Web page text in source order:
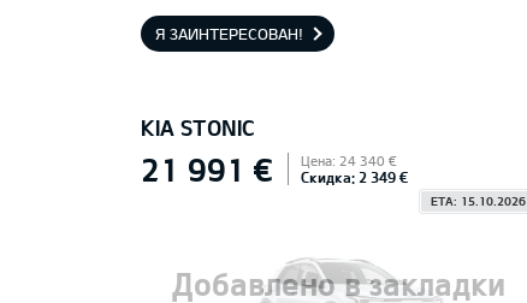
Я ЗАИНТЕРЕСОВАН!
KIA STONIC
Добавлено в закладки
21 991 € Цена: 24 340 €
Скидка: 2 349 €
ETA: 15.10.2026